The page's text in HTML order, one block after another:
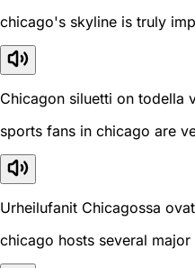
chicago's skyline is truly
Chicagon siluetti on todella
sports fans in chicago are
Urheilufanit Chicagossa
chicago hosts several